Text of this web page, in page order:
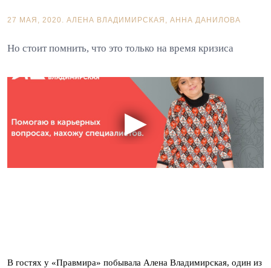
27 МАЯ, 2020. АЛЕНА ВЛАДИМИРСКАЯ АННА ДАНИЛОВА
Но стоит помнить, что это только на время кризиса
В гостях у «Правмира» побывала Алена Владимирская, один из